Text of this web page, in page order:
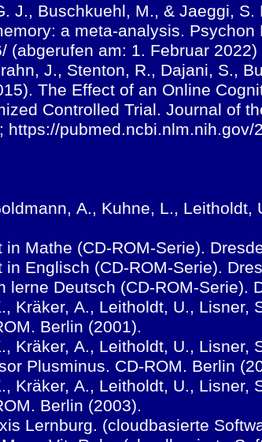
J., Buschkuehl, M., & Jaeggi,
a meta-analysis. Psychon
(abgerufen am: 1. Februar 2022)
J., Stenton, R., Dajani, S.,
The Effect of an Online
Controlled Trial. Journal of
pubmed.ncbi.nlm.nih.gov/
A., Kuhne, L., Leitholdt,
Mathe (CD-ROM-Serie).
Englisch (CD-ROM-Serie).
Deutsch (CD-ROM-Serie).
Kräker, A., Leitholdt, U., Lisner,
Berlin (2001).
Kräker, A., Leitholdt, U., Lisner,
Plusminus. CD-ROM. Berlin
Kräker, A., Leitholdt, U., Lisner,
Berlin (2003).
Lernburg. (cloudbasierte